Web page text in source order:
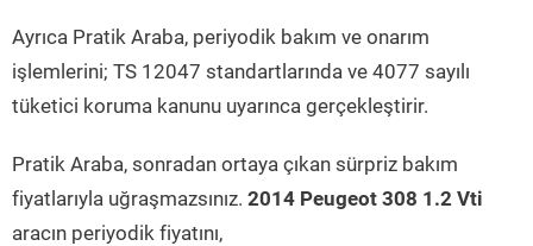
Ayrıca Pratik Araba, periyodik bakım ve onarım
işlemlerini; TS 12047 standartlarında ve 4077 sayılı
tüketici koruma kanunu uyarınca gerçekleştirir.
Pratik Araba, sonradan ortaya çıkan sürpriz bakım
fiyatlarıyla uğraşmazsınız. 2014 Peugeot 308 1.2 Vti
aracın periyodik fiyatını,